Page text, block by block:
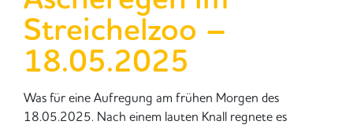
Streichelzoo –
18.05.2025
Was für eine Aufregung am frühen Morgen des
18.05.2025. Nach einem lauten Knall regnete es